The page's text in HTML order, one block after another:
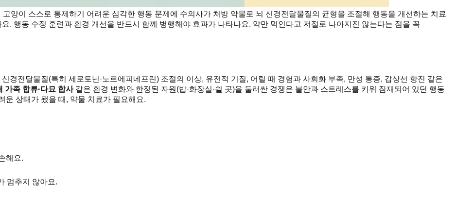
양이 스스로 통제하기 어려운 심각한 행동 문제에 수의사가 처방 약물로 뇌 신경전달물질의 균형을 조절해 행동을 개선하는 치료
. 행동 수정 훈련과 환경 개선을 반드시 함께 병행해야 효과가 나타나요. 약만 먹인다고 저절로 나아지진 않는다는 점을 꼭
경전달물질(특히 세로토닌·노르에피네프린) 조절의 이상, 유전적 기질, 어릴 때 경험과 사회화 부족, 만성 통증, 갑상선 항진 같은
가족 합류·다묘 합사같은 환경 변화와 한정된 자원(밥·화장실·쉴 곳)을 둘러싼 경쟁은 불안과 스트레스를 키워 잠재되어 있던 행동
운 상태가 됐을 때, 약물 치료가 필요해요.
해요.
멈추지 않아요.